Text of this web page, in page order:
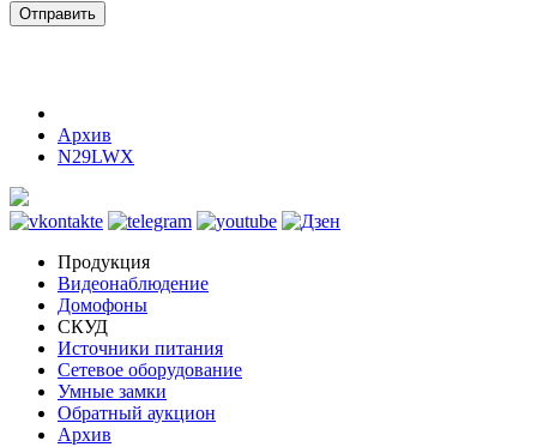
Отправить
Архив
N29LWX
Продукция
Видеонаблюдение
Домофоны
СКУД
Источники питания
Сетевое оборудование
Умные замки
Обратный аукцион
Архив